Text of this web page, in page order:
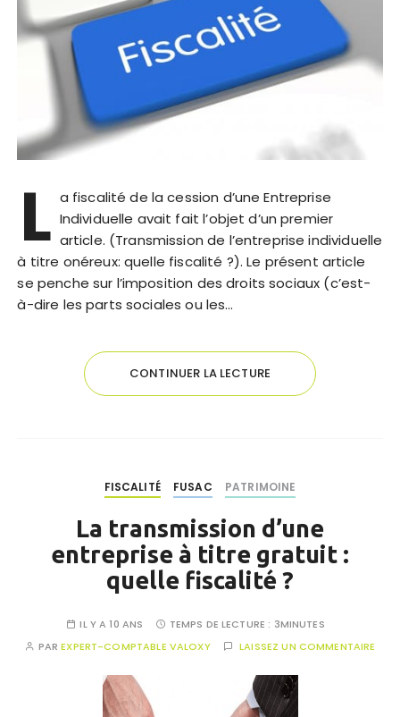
L a fiscalité de la cession d’une Entreprise
Individuelle avait fait l’objet d’un premier
article. (Transmission de l’entreprise individuelle
à titre onéreux: quelle fiscalité ?). Le présent article
se penche sur l’imposition des droits sociaux (c’est-
à-dire les parts sociales ou les…
CONTINUER LA LECTURE
FISCALITÉ FUSAC PATRIMOINE
La transmission d’une
entreprise à titre gratuit :
quelle fiscalité ?
IL Y A 10 ANS TEMPS DE LECTURE : 3MINUTES
PAREXPERT-COMPTABLE VALOXY LAISSEZ UN COMMENTAIRE